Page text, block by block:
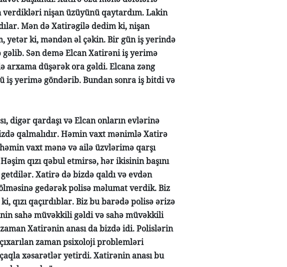
nişan üzüyünü qaytardım. Lakin
Mən də Xatirəgilə dedim ki, nişan
ki, məndən əl çəkin. Bir gün iş yerində
Sən demə Elcan Xatirəni iş yerimə
düşərək ora gəldi. Elcana zəng
yerimə göndərib. Bundan sonra iş bitdi və
digər qardaşı və Elcan onların evlərinə
qalmalıdır. Həmin vaxt mənimlə Xatirə
vaxt mənə və ailə üzvlərimə qarşı
qızı qəbul etmirsə, hər ikisinin başını
Xatirə də bizdə qaldı və evdən
gedərək polisə məlumat verdik. Biz
qaçırdıblar. Biz bu barədə polisə ərizə
sahə müvəkkili gəldi və sahə müvəkkili
Xatirənin anası da bizdə idi. Polislərin
zaman psixoloji problemləri
xəsarətlər yetirdi. Xatirənin anası bu